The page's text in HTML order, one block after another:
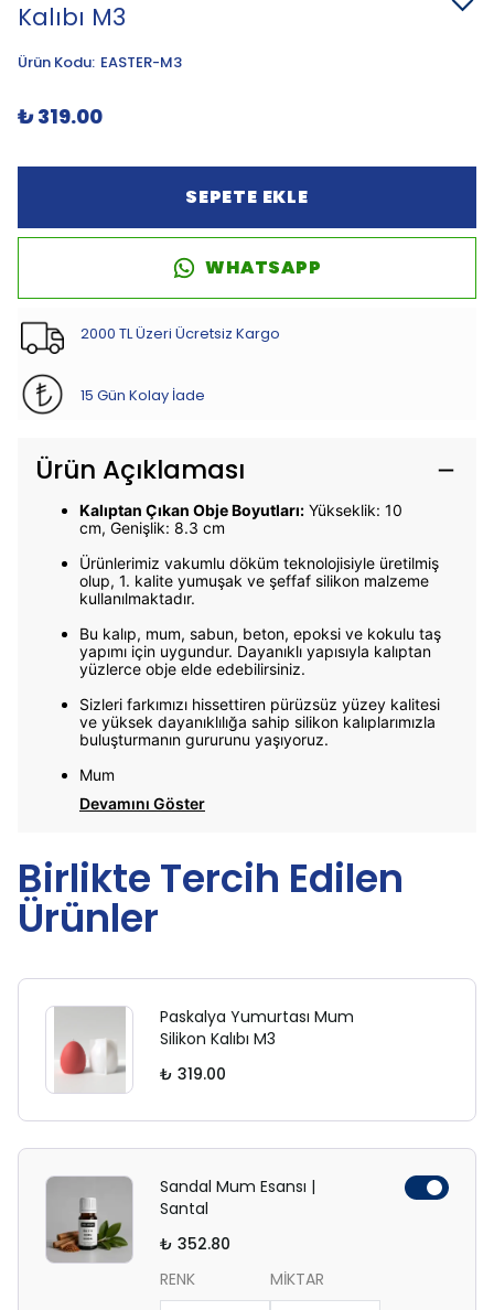
Kalıbı M3
Ürün Kodu: EASTER-M3
₺ 319.00
SEPETE EKLE
WHATSAPP
2000 TL Üzeri Ücretsiz Kargo
15 Gün Kolay İade
Ürün Açıklaması
Kalıptan Çıkan Obje Boyutları: Yükseklik: 10
cm, Genişlik: 8.3 cm
Ürünlerimiz vakumlu döküm teknolojisiyle üretilmiş
olup, 1. kalite yumuşak ve şeffaf silikon malzeme
kullanılmaktadır.
Bu kalıp, mum, sabun, beton, epoksi ve kokulu taş
yapımı için uygundur. Dayanıklı yapısıyla kalıptan
yüzlerce obje elde edebilirsiniz.
Sizleri farkımızı hissettiren pürüzsüz yüzey kalitesi
ve yüksek dayanıklılığa sahip silikon kalıplarımızla
buluşturmanın gururunu yaşıyoruz.
Mum
Devamını Göster
Birlikte Tercih Edilen
Ürünler
Paskalya Yumurtası Mum
Silikon Kalıbı M3
₺ 319.00
Sandal Mum Esansı |
Santal
₺ 352.80
RENK
MİKTAR